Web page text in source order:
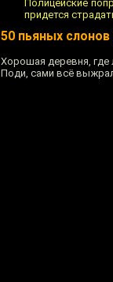
Полицейские
придется
50 пьяных
Хорошая деревня,
Поди, сами всё